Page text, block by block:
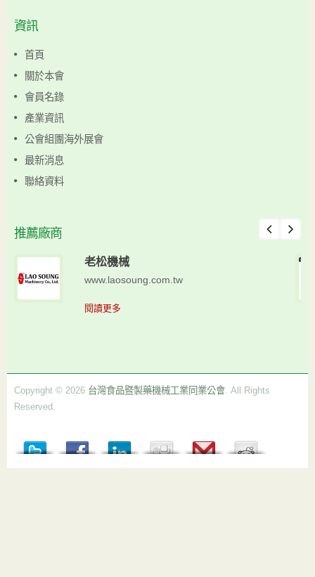
資訊
首頁
關於本會
會員名錄
產業資訊
公會組團海外展會
最新消息
聯絡資料
推薦廠商
老松機械
www.laosoung.com.tw
閱讀更多
Copyright © 2026 台灣食品暨製藥機械工業同業公會 . All Rights
Reserved.